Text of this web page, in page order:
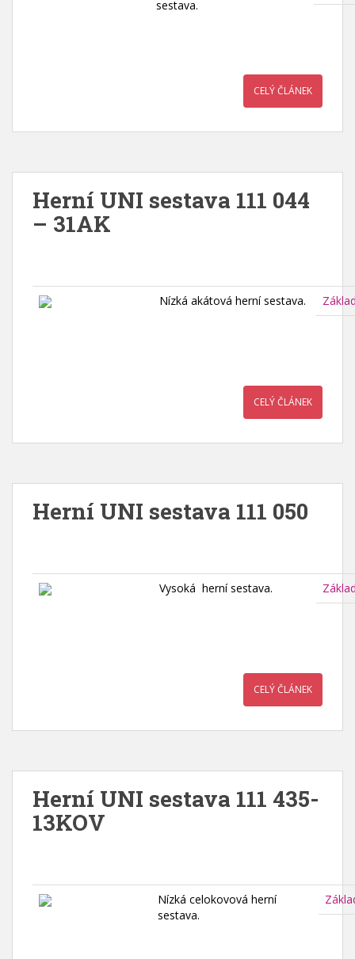
sestava.
CELÝ ČLÁNEK
Herní UNI sestava 111 044
– 31AK
Nízká akátová herní sestava.
CELÝ ČLÁNEK
Herní UNI sestava 111 050
Vysoká herní sestava.
CELÝ ČLÁNEK
Herní UNI sestava 111 435-
13KOV
Nízká celokovová herní
sestava.